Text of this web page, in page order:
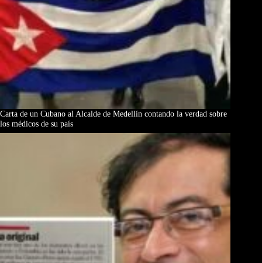
Carta de un Cubano al Alcalde de Medellín contando la verdad sobre
los médicos de su país